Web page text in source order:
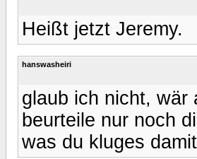
Heißt jetzt Jeremy.
hanswasheiri
glaub ich nicht, wär
beurteile nur noch
was du kluges